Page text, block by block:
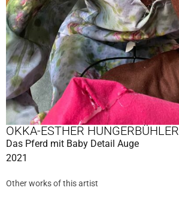
OKKA-ESTHER HUNGERBÜHLER
Das Pferd mit Baby Detail Auge
2021
Other works of this artist